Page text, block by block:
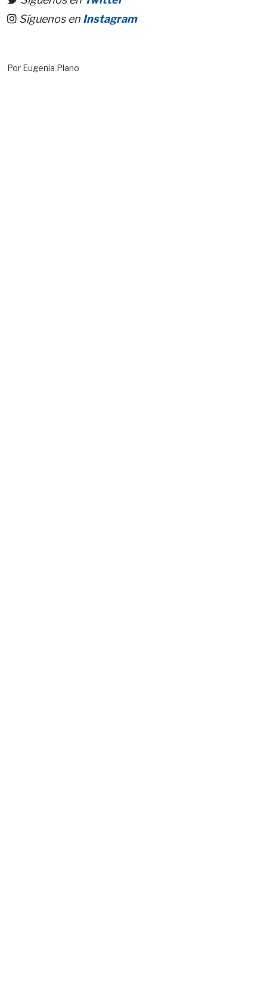
Síguenos en Instagram
Por Eugenia Plano